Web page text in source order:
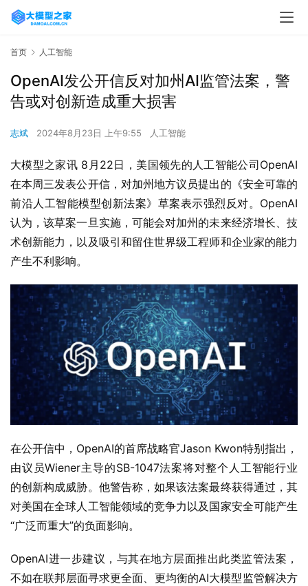
首页 人工智能
OpenAI发公开信反对加州AI监管法案，警
告或对创新造成重大损害
志斌 2024年8月23日 上午9:55 人工智能
大模型之家讯 8月22日，美国领先的人工智能公司OpenAI
在本周三发表公开信，对加州地方议员提出的《安全可靠的
前沿人工智能模型创新法案》草案表示强烈反对。OpenAI
认为，该草案一旦实施，可能会对加州的未来经济增长、技
术创新能力，以及吸引和留住世界级工程师和企业家的能力
产生不利影响。
在公开信中，OpenAI的首席战略官Jason Kwon特别指出，
由议员Wiener主导的SB-1047法案将对整个人工智能行业
的创新构成威胁。他警告称，如果该法案最终获得通过，其
对美国在全球人工智能领域的竞争力以及国家安全可能产生
“广泛而重大”的负面影响。
OpenAI进一步建议，与其在地方层面推出此类监管法案，
不如在联邦层面寻求更全面、更均衡的AI大模型监管解决方